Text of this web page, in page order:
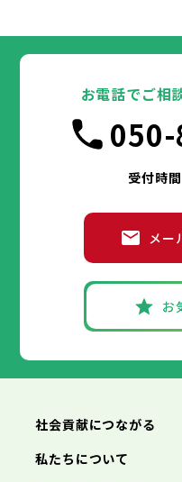
お電話でご相
受付時間
メー
お
社会貢献につながる
私たちについて